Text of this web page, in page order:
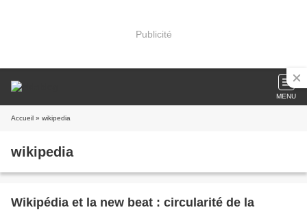
Publicité
MENU
Accueil » wikipedia
wikipedia
Wikipédia et la new beat : circularité de la